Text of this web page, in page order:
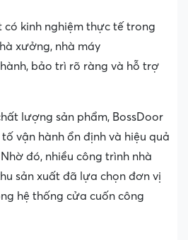
kinh nghiệm thực tế trong
xưởng, nhà máy
bảo trì rõ ràng và hỗ trợ
lượng sản phẩm, BossDoor
vận hành ổn định và hiệu quả
đó, nhiều công trình nhà
sản xuất đã lựa chọn đơn vị
hệ thống cửa cuốn công